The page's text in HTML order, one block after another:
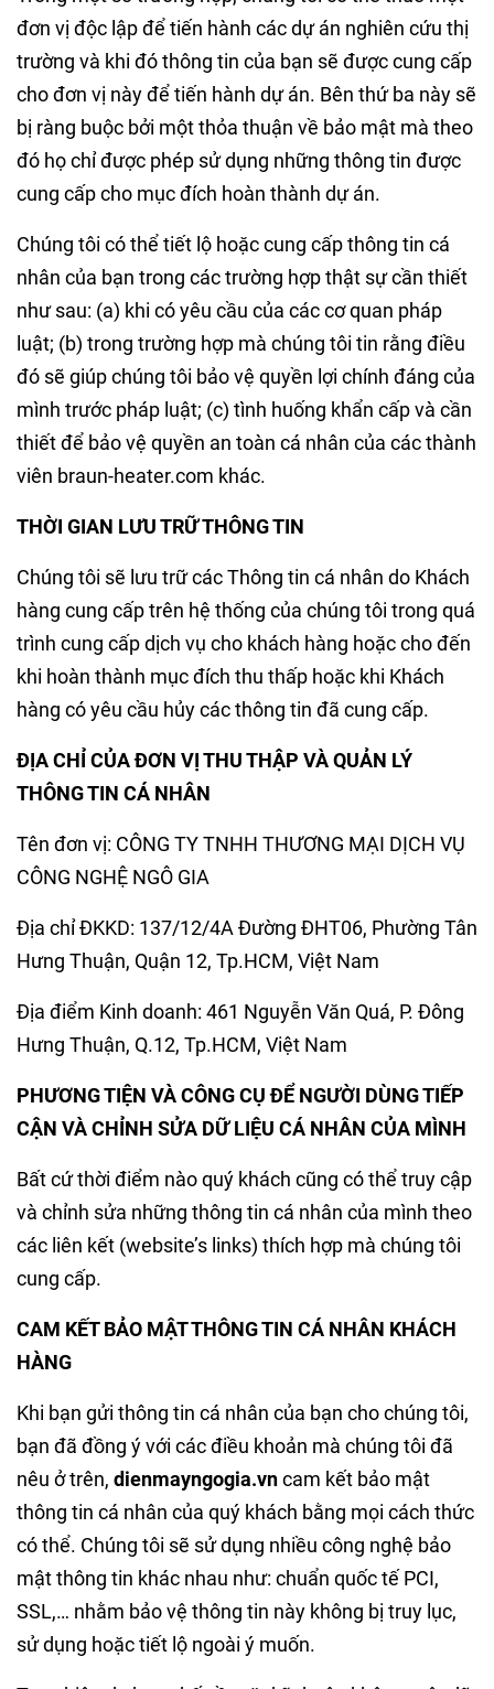
đơn vị độc lập để tiến hành các dự án nghiên cứu thị
trường và khi đó thông tin của bạn sẽ được cung cấp
cho đơn vị này để tiến hành dự án. Bên thứ ba này sẽ
bị ràng buộc bởi một thỏa thuận về bảo mật mà theo
đó họ chỉ được phép sử dụng những thông tin được
cung cấp cho mục đích hoàn thành dự án.
Chúng tôi có thể tiết lộ hoặc cung cấp thông tin cá
nhân của bạn trong các trường hợp thật sự cần thiết
như sau: (a) khi có yêu cầu của các cơ quan pháp
luật; (b) trong trường hợp mà chúng tôi tin rằng điều
đó sẽ giúp chúng tôi bảo vệ quyền lợi chính đáng của
mình trước pháp luật; (c) tình huống khẩn cấp và cần
thiết để bảo vệ quyền an toàn cá nhân của các thành
viên braun-heater.com khác.
THỜI GIAN LƯU TRỮ THÔNG TIN
Chúng tôi sẽ lưu trữ các Thông tin cá nhân do Khách
hàng cung cấp trên hệ thống của chúng tôi trong quá
trình cung cấp dịch vụ cho khách hàng hoặc cho đến
khi hoàn thành mục đích thu thấp hoặc khi Khách
hàng có yêu cầu hủy các thông tin đã cung cấp.
ĐỊA CHỈ CỦA ĐƠN VỊ THU THẬP VÀ QUẢN LÝ
THÔNG TIN CÁ NHÂN
Tên đơn vị: CÔNG TY TNHH THƯƠNG MẠI DỊCH VỤ
CÔNG NGHỆ NGÔ GIA
Địa chỉ ĐKKD: 137/12/4A Đường ĐHT06, Phường Tân
Hưng Thuận, Quận 12, Tp.HCM, Việt Nam
Địa điểm Kinh doanh: 461 Nguyễn Văn Quá, P. Đông
Hưng Thuận, Q.12, Tp.HCM, Việt Nam
PHƯƠNG TIỆN VÀ CÔNG CỤ ĐỂ NGƯỜI DÙNG TIẾP
CẬN VÀ CHỈNH SỬA DỮ LIỆU CÁ NHÂN CỦA MÌNH
Bất cứ thời điểm nào quý khách cũng có thể truy cập
và chỉnh sửa những thông tin cá nhân của mình theo
các liên kết (website’s links) thích hợp mà chúng tôi
cung cấp.
CAM KẾT BẢO MẬT THÔNG TIN CÁ NHÂN KHÁCH
HÀNG
Khi bạn gửi thông tin cá nhân của bạn cho chúng tôi,
bạn đã đồng ý với các điều khoản mà chúng tôi đã
nêu ở trên, dienmayngogia.vncam kết bảo mật
thông tin cá nhân của quý khách bằng mọi cách thức
có thể. Chúng tôi sẽ sử dụng nhiều công nghệ bảo
mật thông tin khác nhau như: chuẩn quốc tế PCI,
SSL,… nhằm bảo vệ thông tin này không bị truy lục,
sử dụng hoặc tiết lộ ngoài ý muốn.